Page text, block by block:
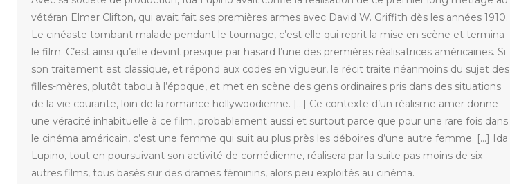
vétéran Elmer Clifton, qui avait fait ses premières armes avec David W. Griffith dès les années 1910.
Le cinéaste tombant malade pendant le tournage, c’est elle qui reprit la mise en scène et termina
le film. C’est ainsi qu’elle devint presque par hasard l’une des premières réalisatrices américaines. Si
son traitement est classique, et répond aux codes en vigueur, le récit traite néanmoins du sujet des
filles-mères, plutôt tabou à l’époque, et met en scène des gens ordinaires pris dans des situations
de la vie courante, loin de la romance hollywoodienne. […] Ce contexte d’un réalisme amer donne
une véracité inhabituelle à ce film, probablement aussi et surtout parce que pour une rare fois dans
le cinéma américain, c’est une femme qui suit au plus près les déboires d’une autre femme. […] Ida
Lupino, tout en poursuivant son activité de comédienne, réalisera par la suite pas moins de six
autres films, tous basés sur des drames féminins, alors peu exploités au cinéma.